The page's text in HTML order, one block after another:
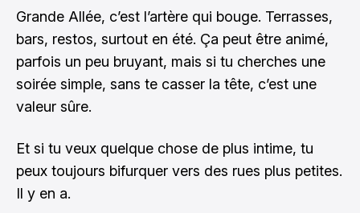
Grande Allée, c’est l’artère qui bouge. Terrasses,
bars, restos, surtout en été. Ça peut être animé,
parfois un peu bruyant, mais si tu cherches une
soirée simple, sans te casser la tête, c’est une
valeur sûre.
Et si tu veux quelque chose de plus intime, tu
peux toujours bifurquer vers des rues plus petites.
Il y en a.